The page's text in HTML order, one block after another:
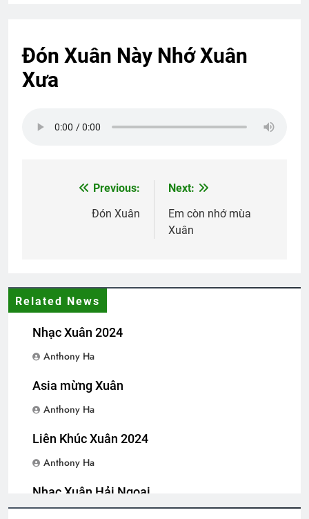
CTBCTY Tập IV chương 35
CHÚ CHIM NHỎ (Robert Frost)
3 Years Ago
2 Years Ago
Tân Khóa Sinh TVBQGVN
1 Year Ago
Đón Xuân Này Nhớ Xuân
Xưa
navigation
Previous:
Đón Xuân
Next:
Em còn nhớ mùa
Xuân
Related News
Nhạc Xuân 2024
Anthony Ha
Asia mừng Xuân
Anthony Ha
Liên Khúc Xuân 2024
Anthony Ha
Nhạc Xuân Hải Ngoại